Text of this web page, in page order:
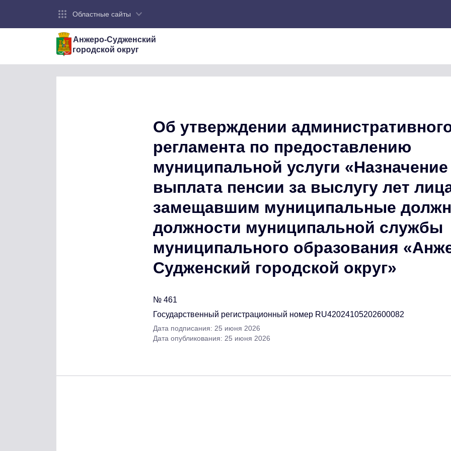
Областные сайты
Анжеро-Судженский
городской округ
Об утверждении
регламента по предоставлению
муниципальной услуги
выплата пенсии за выслугу лет
замещавшим муниципальные
должности муниципальной службы
муниципального образования
Судженский городской округ»
№ 461
Государственный регистрационный номер RU42024105202600082
Дата подписания: 25 июня 2026
Дата опубликования: 25 июня 2026